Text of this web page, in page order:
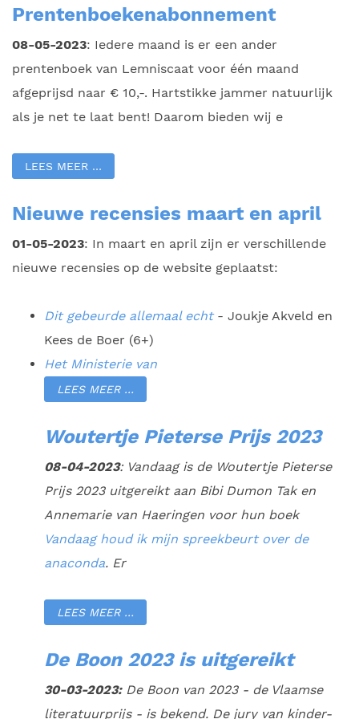
Prentenboekenabonnement
08-05-2023: Iedere maand is er een ander
prentenboek van Lemniscaat voor één maand
afgeprijsd naar € 10,-. Hartstikke jammer natuurlijk
als je net te laat bent! Daarom bieden wij e
LEES MEER …
Nieuwe recensies maart en april
01-05-2023: In maart en april zijn er verschillende
nieuwe recensies op de website geplaatst:
Dit gebeurde allemaal echt- Joukje Akveld en
Kees de Boer (6+)
Het Ministerie van
LEES MEER …
Woutertje Pieterse Prijs 2023
08-04-2023: Vandaag is de Woutertje Pieterse
Prijs 2023 uitgereikt aan Bibi Dumon Tak en
Annemarie van Haeringen voor hun boek
Vandaag houd ik mijn spreekbeurt over de
anaconda. Er
LEES MEER …
De Boon 2023 is uitgereikt
30-03-2023:De Boon van 2023 - de Vlaamse
literatuurprijs - is bekend. De jury van kinder-